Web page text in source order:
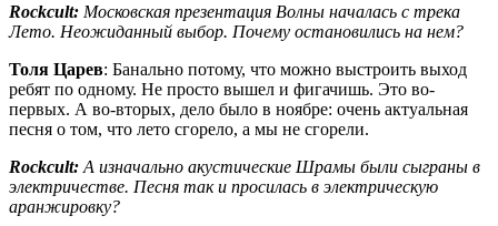
Rockcult: Московская презентация Волны началась с трека
Лето. Неожиданный выбор. Почему остановились на нем?
Толя Царев: Банально потому, что можно выстроить выход
ребят по одному. Не просто вышел и фигачишь. Это во-
первых. А во-вторых, дело было в ноябре: очень актуальная
песня о том, что лето сгорело, а мы не сгорели.
Rockcult: А изначально акустические Шрамы были сыграны в
электричестве. Песня так и просилась в электрическую
аранжировку?